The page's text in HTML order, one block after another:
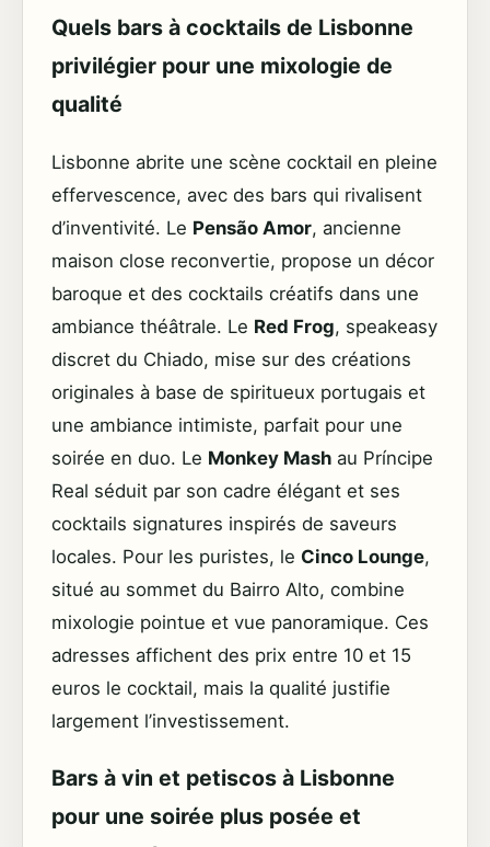
Quels bars à cocktails de Lisbonne
privilégier pour une mixologie de
qualité
Lisbonne abrite une scène cocktail en pleine
effervescence, avec des bars qui rivalisent
d’inventivité. Le Pensão Amor, ancienne
maison close reconvertie, propose un décor
baroque et des cocktails créatifs dans une
ambiance théâtrale. Le Red Frog, speakeasy
discret du Chiado, mise sur des créations
originales à base de spiritueux portugais et
une ambiance intimiste, parfait pour une
soirée en duo. Le Monkey Mash au Príncipe
Real séduit par son cadre élégant et ses
cocktails signatures inspirés de saveurs
locales. Pour les puristes, le Cinco Lounge,
situé au sommet du Bairro Alto, combine
mixologie pointue et vue panoramique. Ces
adresses affichent des prix entre 10 et 15
euros le cocktail, mais la qualité justifie
largement l’investissement.
Bars à vin et petiscos à Lisbonne
pour une soirée plus posée et